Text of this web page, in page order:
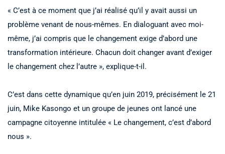
« C’est à ce moment que j’ai réalisé qu’il y avait aussi un
problème venant de nous-mêmes. En dialoguant avec moi-
même, j’ai compris que le changement exige d’abord une
transformation intérieure. Chacun doit changer avant d’exiger
le changement chez l’autre », explique-t-il.
C’est dans cette dynamique qu’en juin 2019, précisément le 21
juin, Mike Kasongo et un groupe de jeunes ont lancé une
campagne citoyenne intitulée « Le changement, c’est d’abord
nous ».